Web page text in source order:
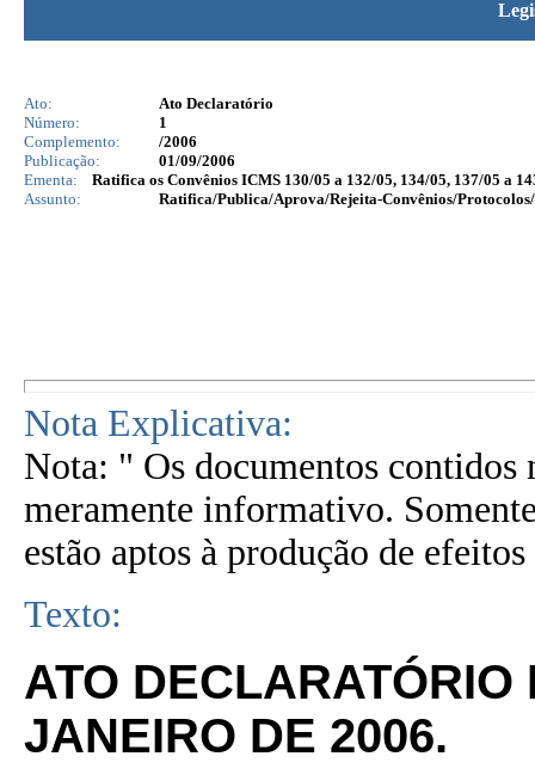
Ato:
Ato Declaratório
Número:
1
Complemento:
/2006
Publicação:
01/09/2006
Ementa:
Ratifica os Convênios ICMS 130/05 a 132/05, 134/05, 137/05 a
Assunto:
Ratifica/Publica/Aprova/Rejeita-Convênios/
Nota Explicativa:
Nota: " Os documentos contidos
meramente informativo.
estão aptos à produção de
Texto:
ATO DECLARATÓRIO
JANEIRO DE 2006.